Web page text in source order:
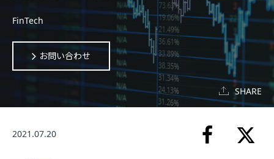
FinTech
お問い合わせ
SHARE
2021.07.20